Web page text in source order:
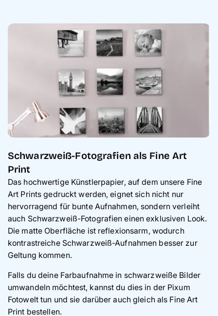
Schwarzweiß-Fotografien als Fine Art
Print
Das hochwertige Künstlerpapier, auf dem unsere Fine
Art Prints gedruckt werden, eignet sich nicht nur
hervorragend für bunte Aufnahmen, sondern verleiht
auch Schwarzweiß-Fotografien einen exklusiven Look.
Die matte Oberfläche ist reflexionsarm, wodurch
kontrastreiche Schwarzweiß-Aufnahmen besser zur
Geltung kommen.
Falls du deine Farbaufnahme in schwarzweiße Bilder
umwandeln möchtest, kannst du dies in der Pixum
Fotowelt tun und sie darüber auch gleich als Fine Art
Print bestellen.